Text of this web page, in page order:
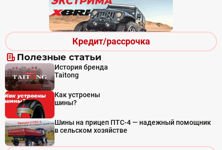
Кредит/рассрочка
Полезные статьи
История бренда
Taitong
Как устроены
шины?
Шины на прицеп ПТС-4 — надежный помощник
в сельском хозяйстве